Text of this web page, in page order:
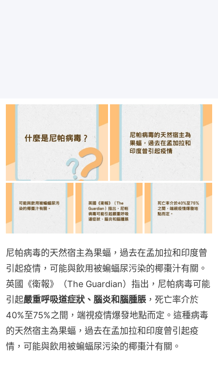
尼帕病毒的天然宿主為果蝠，過去在孟加拉和印度曾
引起疫情，可能與飲用被蝙蝠尿污染的椰棗汁有關。
英國《衛報》（The Guardian）指出，尼帕病毒可能
引起嚴重呼吸道症狀、腦炎和腦腫脹 ，死亡率介於
40%至75%之間，端視疫情爆發地點而定。這種病毒
的天然宿主為果蝠，過去在孟加拉和印度曾引起疫
情，可能與飲用被蝙蝠尿污染的椰棗汁有關。